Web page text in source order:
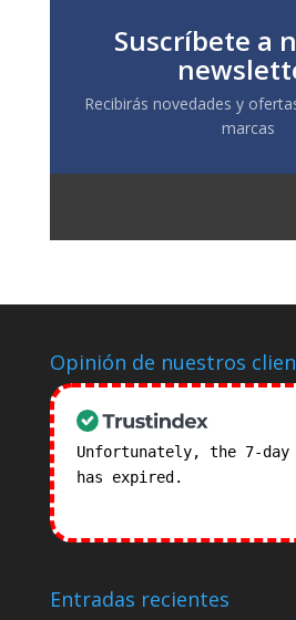
Suscríbete a
Recibirás novedades y
marcas
Opinión de nuestros
Unfortunately, the 7-
has expired.
Entradas recientes